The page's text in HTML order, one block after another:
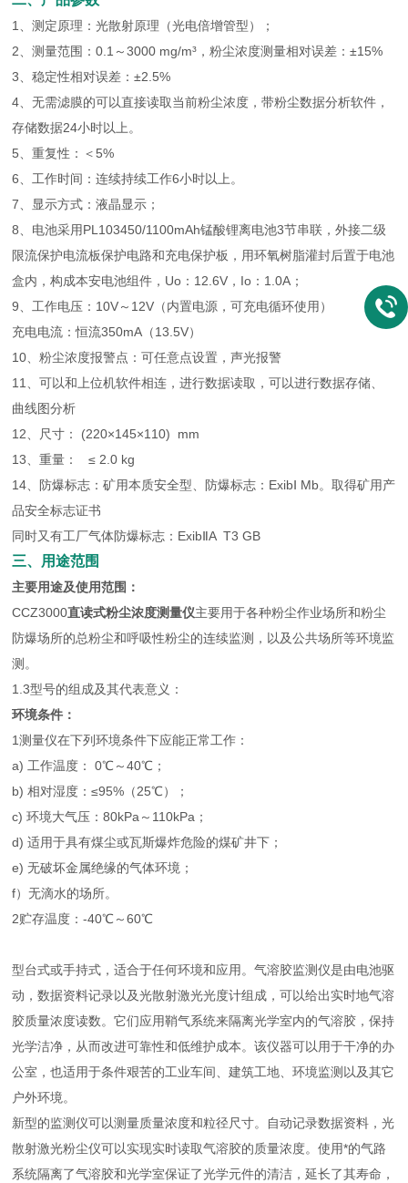
1、测定原理：光散射原理（光电倍增管型）；
2、测量范围：0.1～3000 mg/m³，粉尘浓度测量相对误差：±15%
3、稳定性相对误差：±2.5%
4、无需滤膜的可以直接读取当前粉尘浓度，带粉尘数据分析软件，
存储数据24小时以上。
5、重复性：＜5%
6、工作时间：连续持续工作6小时以上。
7、显示方式：液晶显示；
8、电池采用PL103450/1100mAh锰酸锂离电池3节串联，外接二级
限流保护电流板保护电路和充电保护板，用环氧树脂灌封后置于电池
盒内，构成本安电池组件，Uo：12.6V，Io：1.0A；
9、工作电压：10V～12V（内置电源，可充电循环使用）
充电电流：恒流350mA（13.5V）
10、粉尘浓度报警点：可任意点设置，声光报警
11、可以和上位机软件相连，进行数据读取，可以进行数据存储、
曲线图分析
12、尺寸： (220×145×110) mm
13、重量： ≤ 2.0 kg
14、防爆标志：矿用本质安全型、防爆标志：ExibⅠ Mb。取得矿用产
品安全标志证书
同时又有工厂气体防爆标志：ExibⅡA T3 GB
三、用途范围
主要用途及使用范围：
CCZ3000直读式粉尘浓度测量仪主要用于各种粉尘作业场所和粉尘
防爆场所的总粉尘和呼吸性粉尘的连续监测，以及公共场所等环境监
测。
1.3型号的组成及其代表意义：
环境条件：
1测量仪在下列环境条件下应能正常工作：
a) 工作温度： 0℃～40℃；
b) 相对湿度：≤95%（25℃）；
c) 环境大气压：80kPa～110kPa；
d) 适用于具有煤尘或瓦斯爆炸危险的煤矿井下；
e) 无破坏金属绝缘的气体环境；
f）无滴水的场所。
2贮存温度：-40℃～60℃
型台式或手持式，适合于任何环境和应用。气溶胶监测仪是由电池驱
动，数据资料记录以及光散射激光光度计组成，可以给出实时地气溶
胶质量浓度读数。它们应用鞘气系统来隔离光学室内的气溶胶，保持
光学洁净，从而改进可靠性和低维护成本。该仪器可以用于干净的办
公室，也适用于条件艰苦的工业车间、建筑工地、环境监测以及其它
户外环境。
新型的监测仪可以测量质量浓度和粒径尺寸。自动记录数据资料，光
散射激光粉尘仪可以实现实时读取气溶胶的质量浓度。使用*的气路
系统隔离了气溶胶和光学室保证了光学元件的清洁，延长了其寿命，